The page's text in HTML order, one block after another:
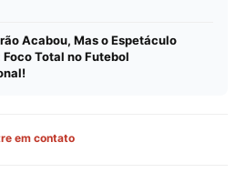
Acabou, Mas o Espetáculo
Total no Futebol
em contato